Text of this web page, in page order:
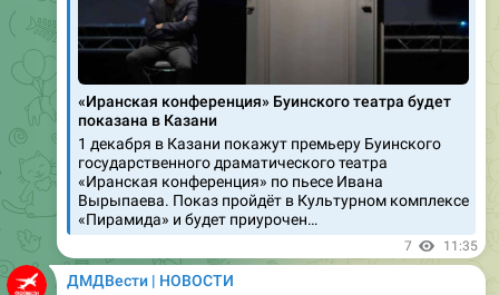
«Иранская конференция» Буинского театра будет
показана в Казани
1 декабря в Казани покажут премьеру Буинского
государственного драматического театра
«Иранская конференция» по пьесе Ивана
Вырыпаева. Показ пройдёт в Культурном комплексе
«Пирамида» и будет приурочен…
7 11:35
ДМДВести | НОВОСТИ
ХЭШТЕГИ:#Dmdvesti,#Бyдьвкурсе,#Вкyрсе2О19,
#Домодедово,#Нашеподмосковье